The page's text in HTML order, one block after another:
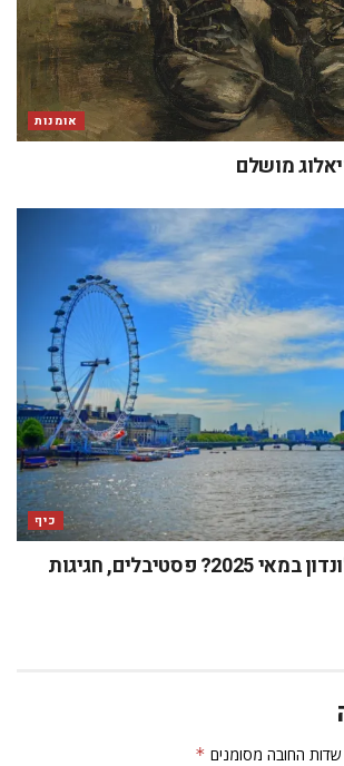
אומנות
מושלם
כיף
מה מחכה לכם בלונדון במאי 2025? פסטיבלים, חגיגות
שדות החובה מסומנים *